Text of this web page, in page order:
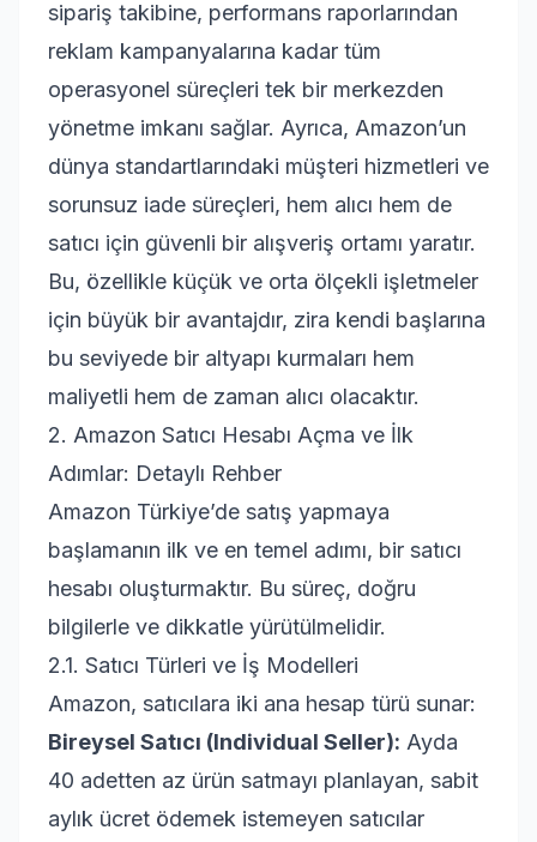
sipariş takibine, performans raporlarından
reklam kampanyalarına kadar tüm
operasyonel süreçleri tek bir merkezden
yönetme imkanı sağlar. Ayrıca, Amazon’un
dünya standartlarındaki müşteri hizmetleri ve
sorunsuz iade süreçleri, hem alıcı hem de
satıcı için güvenli bir alışveriş ortamı yaratır.
Bu, özellikle küçük ve orta ölçekli işletmeler
için büyük bir avantajdır, zira kendi başlarına
bu seviyede bir altyapı kurmaları hem
maliyetli hem de zaman alıcı olacaktır.
2. Amazon Satıcı Hesabı Açma ve İlk
Adımlar: Detaylı Rehber
Amazon Türkiye’de satış yapmaya
başlamanın ilk ve en temel adımı, bir satıcı
hesabı oluşturmaktır. Bu süreç, doğru
bilgilerle ve dikkatle yürütülmelidir.
2.1. Satıcı Türleri ve İş Modelleri
Amazon, satıcılara iki ana hesap türü sunar:
Bireysel Satıcı (Individual Seller): Ayda
40 adetten az ürün satmayı planlayan, sabit
aylık ücret ödemek istemeyen satıcılar